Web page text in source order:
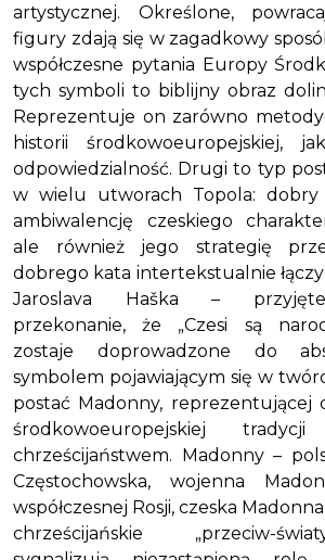
artystycznej. Określone,
figury zdają się w zagadkowy
współczesne pytania Europy
tych symboli to biblijny obraz
Reprezentuje on zarówno
historii środkowoeuropejskiej,
odpowiedzialność. Drugi to typ
w wielu utworach Topola: dobry
ambiwalencję czeskiego
ale również jego strategię
dobrego kata intertekstualnie
Jaroslava Haška – przyjęte
przekonanie, że „Czesi są
zostaje doprowadzone do
symbolem pojawiającym się w
postać Madonny, reprezentującej
środkowoeuropejskiej
chrześcijaństwem. Madonny –
Częstochowska, wojenna
współczesnej Rosji, czeska
chrześcijańskie „przeciw-